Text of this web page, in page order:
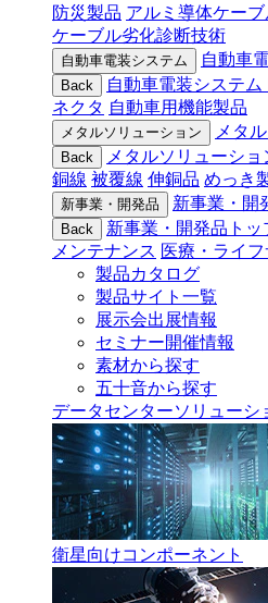
防災製品 アルミ導体ケー
ケーブル劣化診断技術
自動車電装システム 自動車
Back 自動車電装システム
ネクタ 自動車用機能製品
メタルソリューション メタ
Back メタルソリューシ
銅線 被覆線 伸銅品 めっき
新事業・開発品 新事業・開
Back 新事業・開発品トッ
メンテナンス 医療・ライ
製品カタログ
製品サイト一覧
展示会出展情報
セミナー開催情報
素材から探す
五十音から探す
データセンターソリューシ
衛星向けコンポーネント